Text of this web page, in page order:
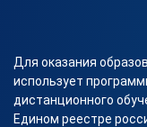
Для оказания
использует
дистанционного
Едином реестре